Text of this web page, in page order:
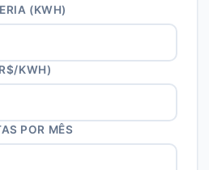
(KWH)
KWH)
POR MÊS